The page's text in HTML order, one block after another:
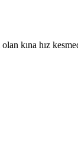
kına hız